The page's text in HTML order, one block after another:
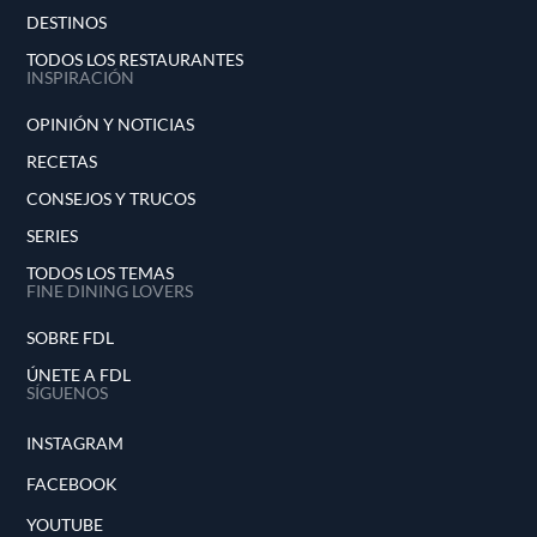
DESTINOS
TODOS LOS RESTAURANTES
INSPIRACIÓN
OPINIÓN Y NOTICIAS
RECETAS
CONSEJOS Y TRUCOS
SERIES
TODOS LOS TEMAS
FINE DINING LOVERS
SOBRE FDL
ÚNETE A FDL
SÍGUENOS
INSTAGRAM
FACEBOOK
YOUTUBE